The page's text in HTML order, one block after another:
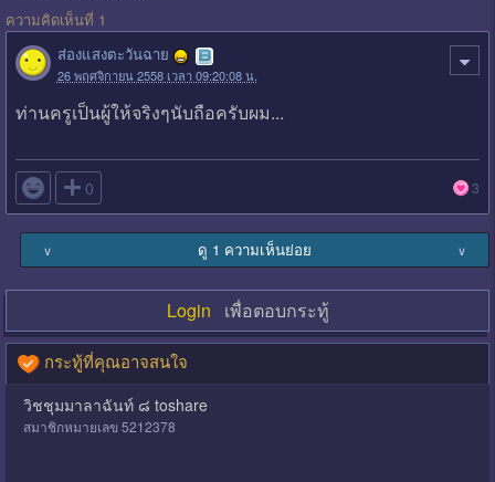
ความคิดเห็นที่ 1
ส่องแสงตะวันฉาย
26 พฤศจิกายน 2558 เวลา 09:20:08 น.
ท่านครูเป็นผู้ให้จริงๆนับถือครับผม...
 0 3
∨ ดู 1 ความเห็นย่อย ∨
Login เพื่อตอบกระทู้
กระทู้ที่คุณอาจสนใจ
วิชชุมมาลาฉันท์ ๘ toshare
สมาชิกหมายเลข 5212378